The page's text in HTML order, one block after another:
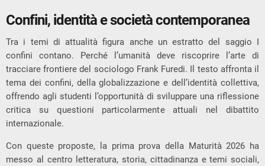
Confini, identità e società contemporanea
Tra i temi di attualità figura anche un estratto del saggio
confini contano. Perché l’umanità deve riscoprire l’arte di
tracciare frontiere del sociologo Frank Furedi. Il testo affronta il
tema dei confini, della globalizzazione e dell’identità collettiva,
offrendo agli studenti l’opportunità di sviluppare una riflessione
critica su questioni particolarmente attuali nel dibattito
internazionale.
Con queste proposte, la prima prova della Maturità 2026 ha
messo al centro letteratura, storia, cittadinanza e temi sociali,